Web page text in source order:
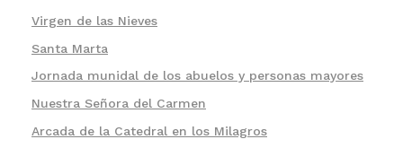
Virgen de las Nieves
Santa Marta
Jornada munidal de los abuelos y personas mayores
Nuestra Señora del Carmen
Arcada de la Catedral en los Milagros